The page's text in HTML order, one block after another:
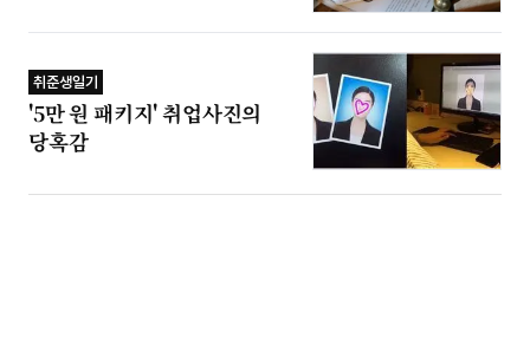
취준생일기
'5만 원 패키지' 취업사진의
당혹감